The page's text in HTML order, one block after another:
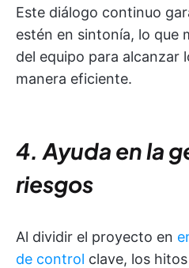
Este diálogo continuo
estén en sintonía, lo que
del equipo para alcanzar
manera eficiente.
4. Ayuda en la
riesgos
Al dividir el proyecto en
de control clave, los